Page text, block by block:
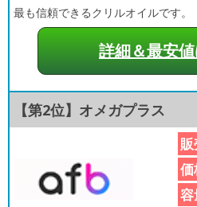
最も信頼できるクリルオイルです。
詳細＆最安
【第2位】オメガプラス